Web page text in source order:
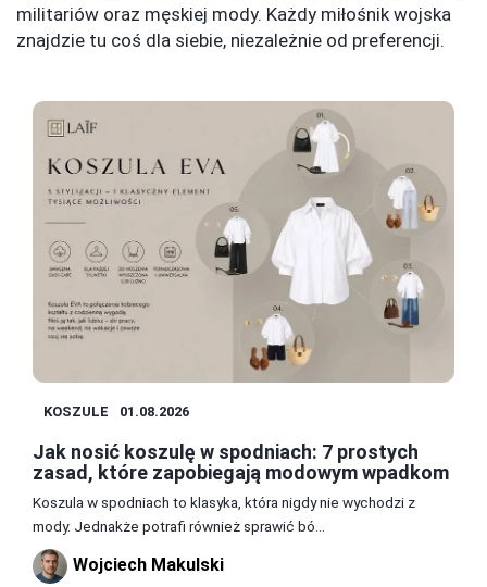
militariów oraz męskiej mody. Każdy miłośnik wojska
znajdzie tu coś dla siebie, niezależnie od preferencji.
KOSZULE 01.08.2026
Jak nosić koszulę w spodniach: 7 prostych
zasad, które zapobiegają modowym wpadkom
Koszula w spodniach to klasyka, która nigdy nie wychodzi z
mody. Jednakże potrafi również sprawić bó...
Wojciech Makulski